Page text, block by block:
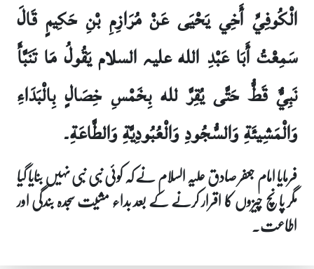
الْكُوفِيِّ أَخِي يَحْيَى عَنْ مُرَازِمِ بْنِ حَكِيمٍ قَالَ
سَمِعْتُ أَبَا عَبْدِ الله علیہ السلام يَقُولُ مَا تَنَبَّأَ
نَبِيٌّ قَطُّ حَتَّى يُقِرَّ لله بِخَمْسِ خِصَالٍ بِالْبَدَاءِ
وَالْمَشِيئَةِ وَالسُّجُودِ وَالْعُبُودِيَّةِ وَالطَّاعَةِ۔
فرمایا امام جعفر صادق علیہ السلام نے کہ کوئی نبی نبی نہیں بنایا گیا
مگر پانچ چیزوں کا اقرار کرنے کے بعد بداء مشیت سجدہ بندگی اور
اطاعت۔